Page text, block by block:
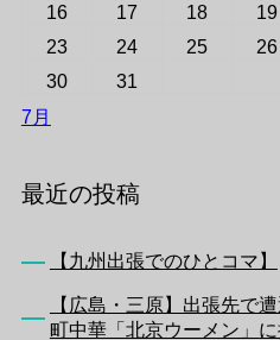
16
17 18 19
23
24 25 26
30
31
7月
最近の投稿
【九州出張でのひとコマ】
【広島・三原】出張先で
町中華「北京ウーメン」